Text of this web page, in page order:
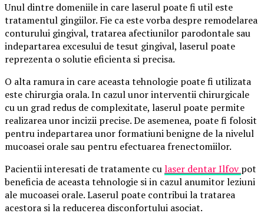
Unul dintre domeniile in care laserul poate fi util este
tratamentul gingiilor. Fie ca este vorba despre remodelarea
conturului gingival, tratarea afectiunilor parodontale sau
indepartarea excesului de tesut gingival, laserul poate
reprezenta o solutie eficienta si precisa.
O alta ramura in care aceasta tehnologie poate fi utilizata
este chirurgia orala. In cazul unor interventii chirurgicale
cu un grad redus de complexitate, laserul poate permite
realizarea unor incizii precise. De asemenea, poate fi folosit
pentru indepartarea unor formatiuni benigne de la nivelul
mucoasei orale sau pentru efectuarea frenectomiilor.
Pacientii interesati de tratamente culaser dentar Ilfovpot
beneficia de aceasta tehnologie si in cazul anumitor leziuni
ale mucoasei orale. Laserul poate contribui la tratarea
acestora si la reducerea disconfortului asociat.